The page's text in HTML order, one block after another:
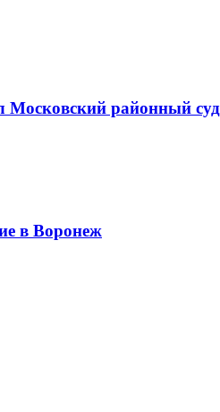
Московский районный суд
в Воронеж